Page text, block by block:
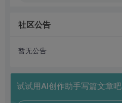
社区公告
暂无公告
试试用AI创作助手写篇文章吧